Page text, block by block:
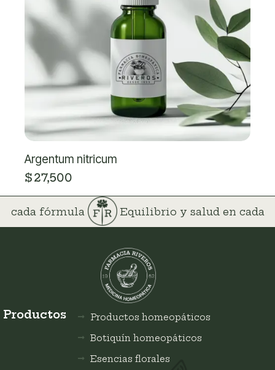
Argentum nitricum
$27,500
cada fórmula Equilibrio y salud en
Productos
Productos homeopáticos
Botiquín homeopáticos
Esencias florales